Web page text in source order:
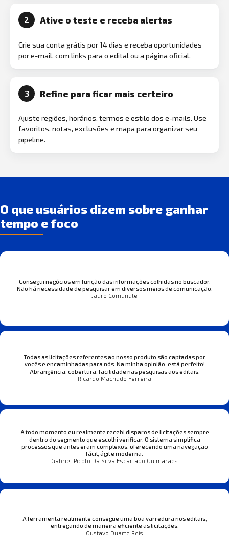
2 Ative o teste e receba alertas
Crie sua conta grátis por 14 dias e receba oportunidades
por e-mail, com links para o edital ou a página oficial.
3 Refine para ficar mais certeiro
Ajuste regiões, horários, termos e estilo dos e-mails. Use
favoritos, notas, exclusões e mapa para organizar seu
pipeline.
O que usuários dizem sobre ganhar
tempo e foco
Consegui negócios em função das informações colhidas no buscador.
Não há necessidade de pesquisar em diversos meios de comunicação.
Jauro Comunale
Todas as licitações referentes ao nosso produto são captadas por
vocês e encaminhadas para nós. Na minha opinião, está perfeito!
Abrangência, cobertura, facilidade nas pesquisas aos editais.
Ricardo Machado Ferreira
A todo momento eu realmente recebi disparos de licitações sempre
dentro do segmento que escolhi verificar. O sistema simplifica
processos que antes eram complexos, oferecendo uma navegação
fácil, ágil e moderna.
Gabriel Picolo Da Silva Escarlado Guimarães
A ferramenta realmente consegue uma boa varredura nos editais,
entregando de maneira eficiente as licitações.
Gustavo Duarte Reis